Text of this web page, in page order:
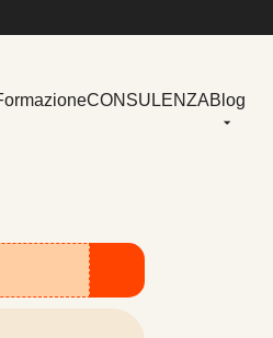
CONSULENZABlog